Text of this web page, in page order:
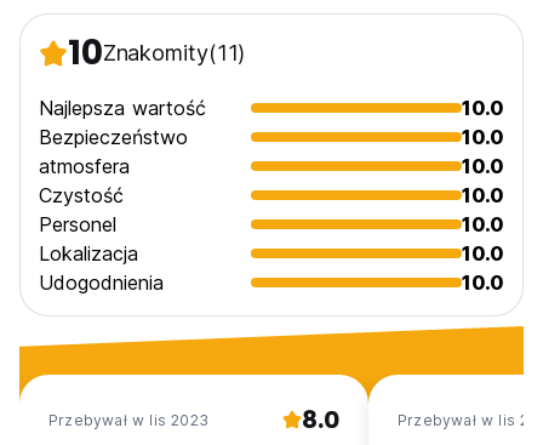
10Znakomity(11)
Najlepsza wartość
10.0
Bezpieczeństwo
10.0
atmosfera
10.0
Czystość
10.0
Personel
10.0
Lokalizacja
10.0
Udogodnienia
10.0
Przebywał w lis 2023 8.0 Przebywał w lis